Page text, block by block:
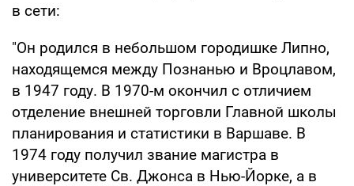
в сети:
"Он родился в небольшом городишке Липно,
находящемся между Познанью и Вроцлавом,
в 1947 году. В 1970-м окончил с отличием
отделение внешней торговли Главной школы
планирования и статистики в Варшаве. В
1974 году получил звание магистра в
университете Св. Джонса в Нью-Йорке, а в